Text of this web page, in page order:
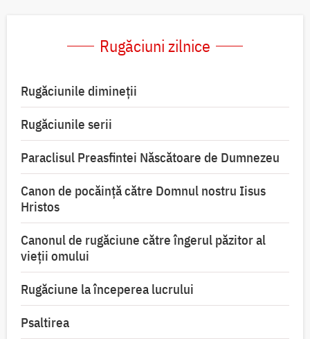
Rugăciuni zilnice
Rugăciunile dimineții
Rugăciunile serii
Paraclisul Preasfintei Născătoare de Dumnezeu
Canon de pocăință către Domnul nostru Iisus
Hristos
Canonul de rugăciune către îngerul păzitor al
vieții omului
Rugăciune la începerea lucrului
Psaltirea